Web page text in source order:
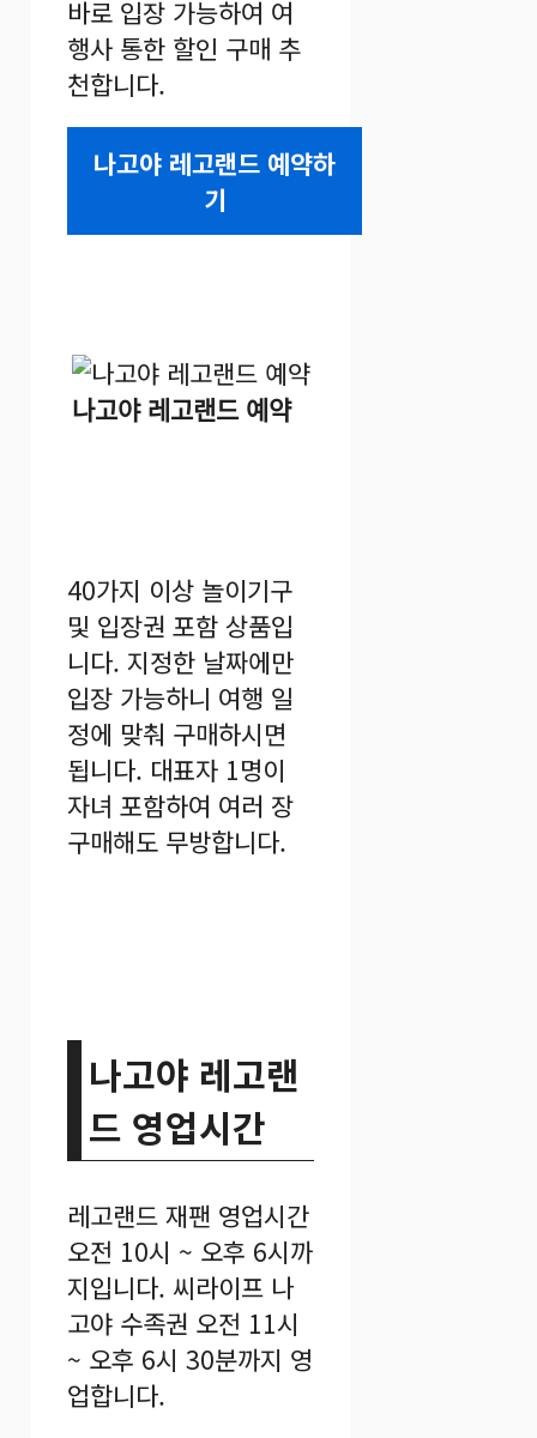
바로 입장 가능하여 여
행사 통한 할인 구매 추
천합니다.
나고야 레고랜드 예약하
기
나고야 레고랜드 예약
40가지 이상 놀이기구
및 입장권 포함 상품입
니다. 지정한 날짜에만
입장 가능하니 여행 일
정에 맞춰 구매하시면
됩니다. 대표자 1명이
자녀 포함하여 여러 장
구매해도 무방합니다.
나고야 레고랜
드 영업시간
레고랜드 재팬 영업시간
오전 10시 ~ 오후 6시까
지입니다. 씨라이프 나
고야 수족권 오전 11시
~ 오후 6시 30분까지 영
업합니다.